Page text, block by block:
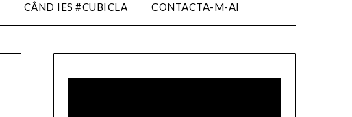
CÂND IES #CUBICLA CONTACTA-M-AI